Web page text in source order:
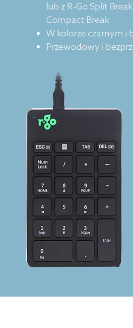
lub z R-Go Split
Compact Break
W kolorze czarnym i
Przewodowy i